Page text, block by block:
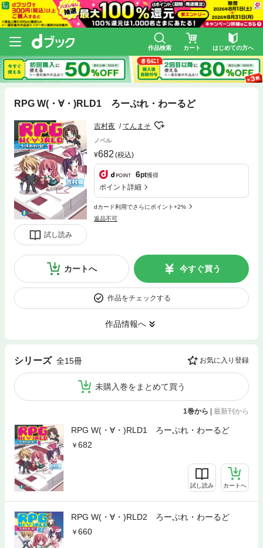
作品検索 カート はじめての方へ
RPG W(・∀・)RLD1 ろーぷれ・わーるど
試し読み
吉村夜 てんまそ
ノベル
682 (税込)
6pt獲得
ポイント詳細
dカード利用でさらにポイント+2%
返品不可
カートへ 今すぐ買う
作品をチェックする
作品情報へ
シリーズ 全15冊 お気に入り登録
未購入巻をまとめて買う
1巻から 最新刊から
RPG W(・∀・)RLD1 ろーぷれ・わーるど
682
試し読み カートへ
RPG W(・∀・)RLD2 ろーぷれ・わーるど
660